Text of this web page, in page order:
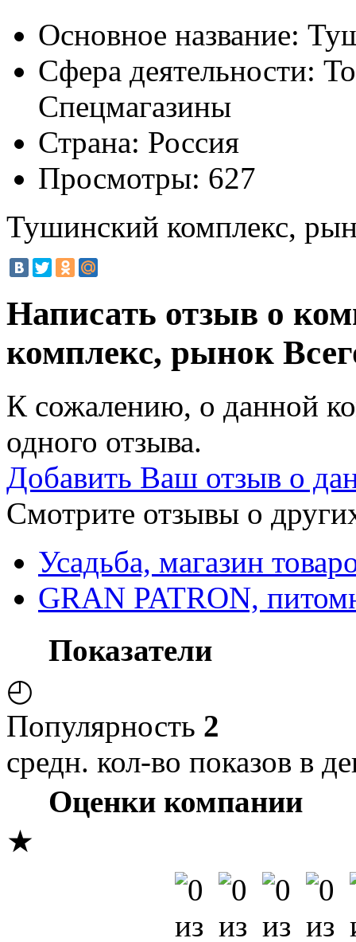
Основное название:
Сфера деятельности:
Спецмагазины
Страна: Россия
Просмотры: 627
Тушинский комплекс,
Написать отзыв о
комплекс, рынок
К сожалению, о данной
одного отзыва.
Добавить Ваш отзыв о
Смотрите отзывы о
Усадьба, магазин
GRAN PATRON,
Показатели
◴
Популярность 2
средн. кол-во показов в
Оценки компании
★